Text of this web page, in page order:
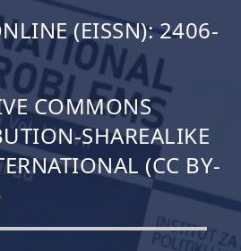
(EISSN): 2406-
COMMONS
SHAREALIKE
(CC BY-